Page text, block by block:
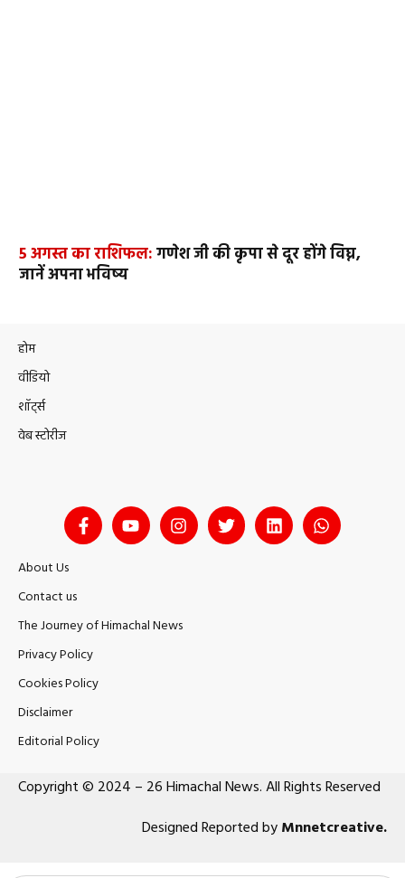
5 अगस्त का राशिफल:गणेश जी की कृपा से दूर होंगे विघ्न,
जानें अपना भविष्य
होम
वीडियो
शॉर्ट्स
वेब स्टोरीज
About Us
Contact us
The Journey of Himachal News
Privacy Policy
Cookies Policy
Disclaimer
Editorial Policy
Copyright © 2024 – 26 Himachal News. All Rights Reserved
Designed Reported byMnnetcreative.